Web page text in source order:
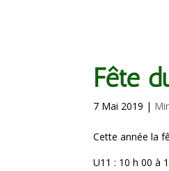
Fête
7 Mai 2019 |
Cette année la
U11 : 10 h 00 à